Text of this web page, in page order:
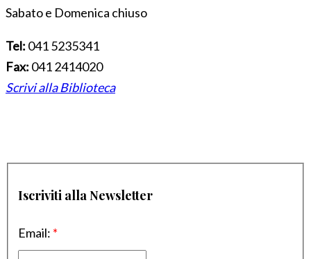
Sabato e Domenica chiuso
Tel: 041 5235341
Fax: 041 2414020
Scrivi alla Biblioteca
Iscriviti alla Newsletter
Email: *